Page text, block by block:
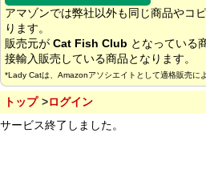
アマゾンでは弊社以外も同じ商品やコ
ります。
販売元が Cat Fish Club となっている
接輸入販売している商品となります。
*Lady Catは、Amazonアソシエイトとして適格販売に
トップ
ログイン
サービス終了しました。